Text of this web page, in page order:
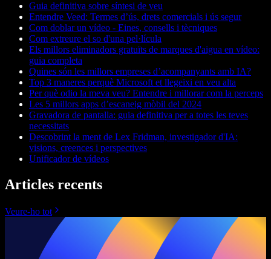
Guia definitiva sobre síntesi de veu
Entendre Veed: Termes d’ús, drets comercials i ús segur
Com doblar un vídeo - Eines, consells i tècniques
Com extreure el so d'una pel·lícula
Els millors eliminadors gratuïts de marques d'aigua en vídeo:
guia completa
Quines són les millors empreses d’acompanyants amb IA?
Top 3 maneres perquè Microsoft et llegeixi en veu alta
Per què odio la meva veu? Entendre i millorar com la perceps
Les 5 millors apps d’escaneig mòbil del 2024
Gravadora de pantalla: guia definitiva per a totes les teves
necessitats
Descobrint la ment de Lex Fridman, investigador d'IA:
visions, creences i perspectives
Unificador de vídeos
Articles recents
Veure-ho tot